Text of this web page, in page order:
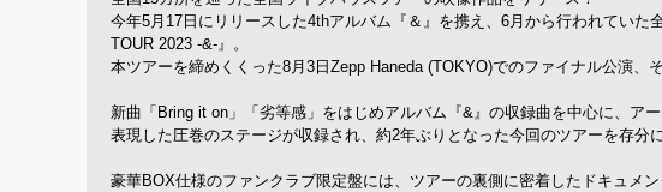
今年5月17日にリリースした4thアルバム『＆』を携え、6月から行われてい
TOUR 2023 -&-』。
本ツアーを締めくくった8月3日Zepp Haneda (TOKYO)でのファイナル公演、
新曲「Bring it on」「劣等感」をはじめアルバム『&』の収録曲を中心に、ア
表現した圧巻のステージが収録され、約2年ぶりとなった今回のツアーを存分
豪華BOX仕様のファンクラブ限定盤には、ツアーの裏側に密着したドキュメ